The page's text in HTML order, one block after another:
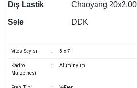
Dış Lastik Chaoyang 20x2.00
Sele DDK
Vites Sayısı : 3 x 7
Kadro
Malzemesi
: Alüminyum